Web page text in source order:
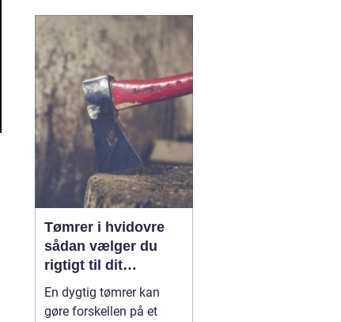
børnekiropraktor være en
mulighed. En kiropraktor
med særlig erfaring i...
Tømrer i hvidovre
sådan vælger du
rigtigt til dit
byggeprojekt
En dygtig tømrer kan
gøre forskellen på et